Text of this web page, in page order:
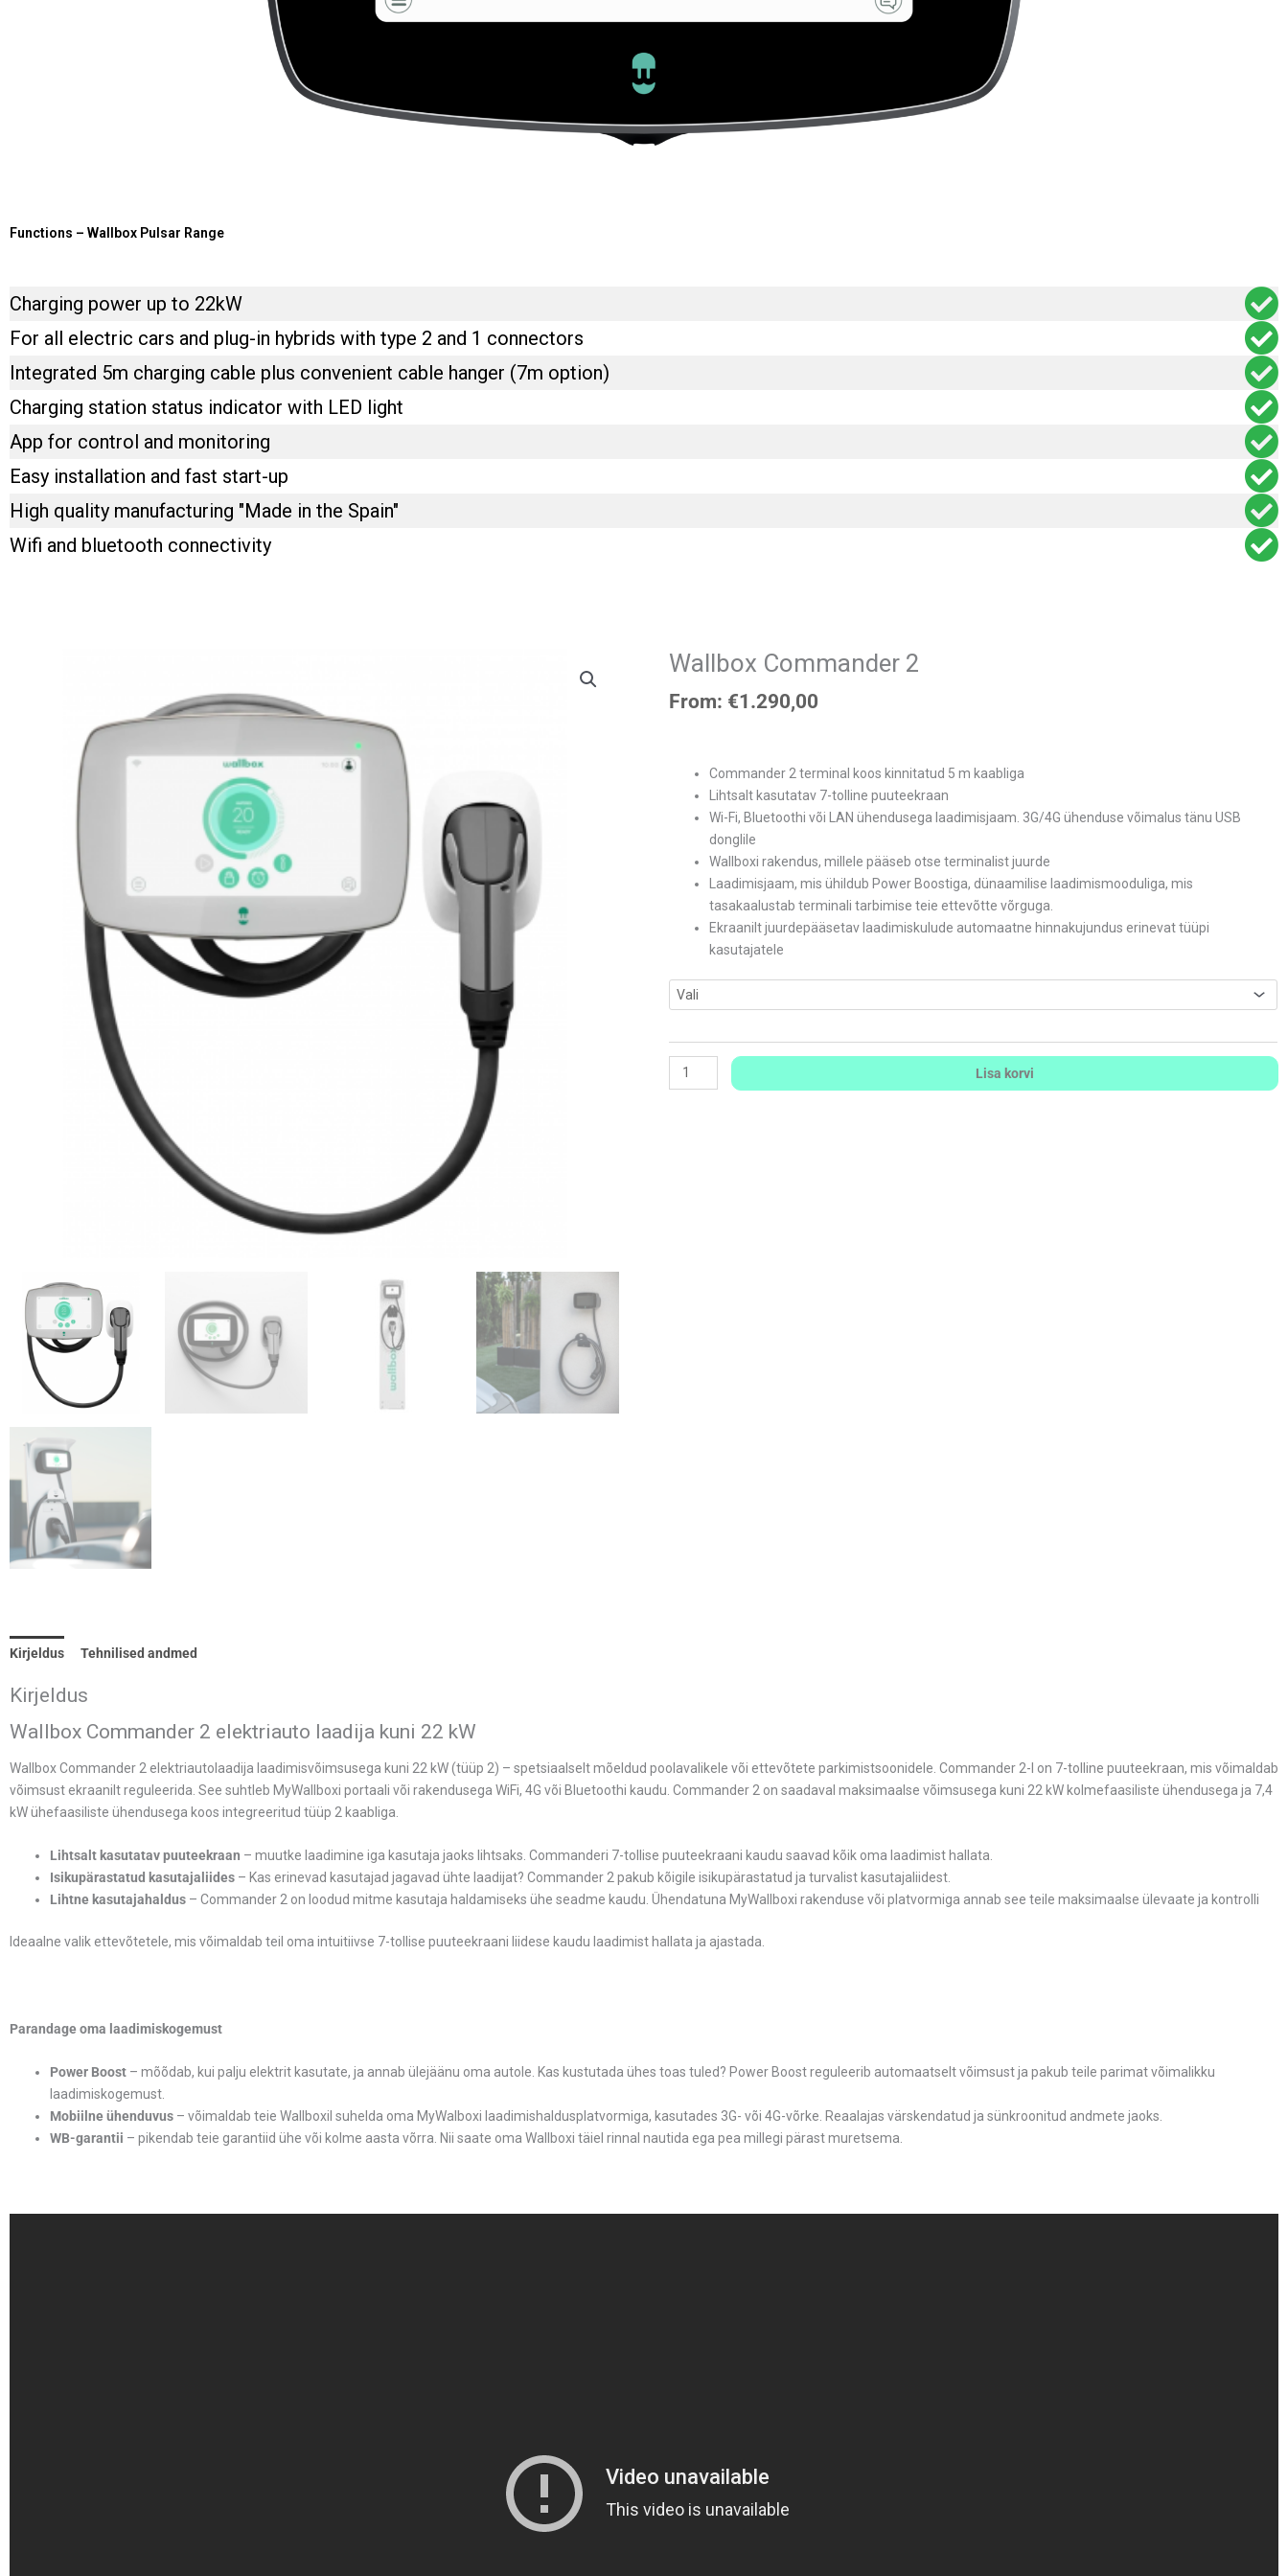
Functions – Wallbox Pulsar Range
Charging power up to 22kW
For all electric cars and plug-in hybrids with type 2 and 1 connectors
Integrated 5m charging cable plus convenient cable hanger (7m option)
Charging station status indicator with LED light
App for control and monitoring
Easy installation and fast start-up
High quality manufacturing "Made in the Spain"
Wifi and bluetooth connectivity
Wallbox Commander 2
From: €1.290,00
Commander 2 terminal koos kinnitatud 5 m kaabliga
Lihtsalt kasutatav 7-tolline puuteekraan
Wi-Fi, Bluetoothi ​​või LAN ühendusega laadimisjaam. 3G/4G ühenduse võimalus tänu USB
donglile
Wallboxi rakendus, millele pääseb otse terminalist juurde
Laadimisjaam, mis ühildub Power Boostiga, dünaamilise laadimismooduliga, mis
tasakaalustab terminali tarbimise teie ettevõtte võrguga.
Ekraanilt juurdepääsetav laadimiskulude automaatne hinnakujundus erinevat tüüpi
kasutajatele
Wallbox
2
Lisa korvi
Kirjeldus Tehnilised andmed
Kirjeldus
Wallbox Commander 2 elektriauto laadija kuni 22 kW
Wallbox Commander 2 elektriautolaadija laadimisvõimsusega kuni 22 kW (tüüp 2) – spetsiaalselt mõeldud poolavalikele või ettevõtete parkimistsoonidele. Commander 2-l on 7-tolline puuteekraan, mis võimaldab
võimsust ekraanilt reguleerida. See suhtleb MyWallboxi portaali või rakendusega WiFi, 4G või Bluetoothi ​​kaudu. Commander 2 on saadaval maksimaalse võimsusega kuni 22 kW kolmefaasiliste ühendusega ja 7,4
kW ühefaasiliste ühendusega koos integreeritud tüüp 2 kaabliga.
Lihtsalt kasutatav puuteekraan – muutke laadimine iga kasutaja jaoks lihtsaks. Commanderi 7-tollise puuteekraani kaudu saavad kõik oma laadimist hallata.
Isikupärastatud kasutajaliides – Kas erinevad kasutajad jagavad ühte laadijat? Commander 2 pakub kõigile isikupärastatud ja turvalist kasutajaliidest.
Lihtne kasutajahaldus – Commander 2 on loodud mitme kasutaja haldamiseks ühe seadme kaudu. Ühendatuna MyWallboxi rakenduse või platvormiga annab see teile maksimaalse ülevaate ja kontrolli
Ideaalne valik ettevõtetele, mis võimaldab teil oma intuitiivse 7-tollise puuteekraani liidese kaudu laadimist hallata ja ajastada.
Parandage oma laadimiskogemust
Power Boost – mõõdab, kui palju elektrit kasutate, ja annab ülejäänu oma autole. Kas kustutada ühes toas tuled? Power Boost reguleerib automaatselt võimsust ja pakub teile parimat võimalikku
laadimiskogemust.
Mobiilne ühenduvus – võimaldab teie Wallboxil suhelda oma MyWalboxi laadimishaldusplatvormiga, kasutades 3G- või 4G-võrke. Reaalajas värskendatud ja sünkroonitud andmete jaoks.
WB-garantii – pikendab teie garantiid ühe või kolme aasta võrra. Nii saate oma Wallboxi täiel rinnal nautida ega pea millegi pärast muretsema.